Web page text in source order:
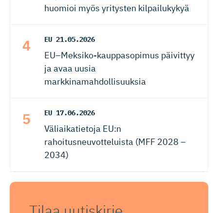
huomioi myös yritysten kilpailukykyä
EU 21.05.2026
EU–Meksiko-kauppasopimus päivittyy
ja avaa uusia
markkinamahdollisuuksia
EU 17.06.2026
Väliaikatietoja EU:n
rahoitusneuvotteluista (MFF 2028 –
2034)